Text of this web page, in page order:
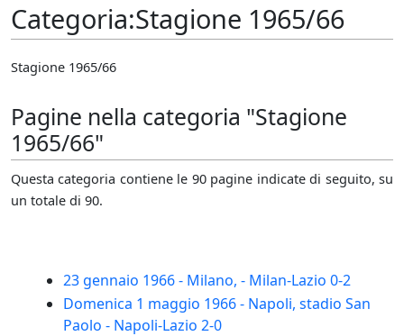
Categoria:Stagione 1965/66
Stagione 1965/66
Pagine nella categoria "Stagione
1965/66"
Questa categoria contiene le 90 pagine indicate di seguito, su
un totale di 90.
23 gennaio 1966 - Milano, - Milan-Lazio 0-2
Domenica 1 maggio 1966 - Napoli, stadio San
Paolo - Napoli-Lazio 2-0